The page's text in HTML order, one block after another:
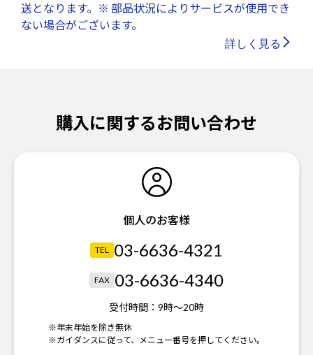
送となります。※ 部品状況によりサービスが使用でき
ない場合がございます。
詳しく見る
購入に関するお問い合わせ
個人のお客様
TEL 03-6636-4321
FAX 03-6636-4340
受付時間： 9時～20時
※年末年始を除き無休
※ガイダンスに従って、メニュー番号を押してください。